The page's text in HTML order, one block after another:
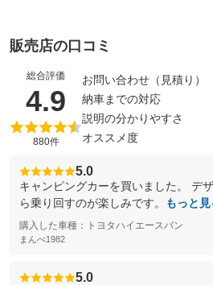
販売店の口コミ
総合評価
4.9 （5点満点
880件
お問い合わせ（見積り）
納車までの対応
説明の分かりやすさ
オススメ度
5.0
キャンピングカーを買いました。 デ
ら乗り回すのが楽しみです。
もっと見
購入した車種：トヨタハイエースバン
まんべ1982
5.0